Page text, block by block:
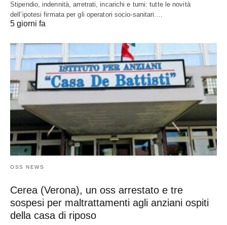
Stipendio, indennità, arretrati, incarichi e turni: tutte le novità
dell’ipotesi firmata per gli operatori socio-sanitari.…
5 giorni fa
OSS NEWS
Cerea (Verona), un oss arrestato e tre
sospesi per maltrattamenti agli anziani ospiti
della casa di riposo